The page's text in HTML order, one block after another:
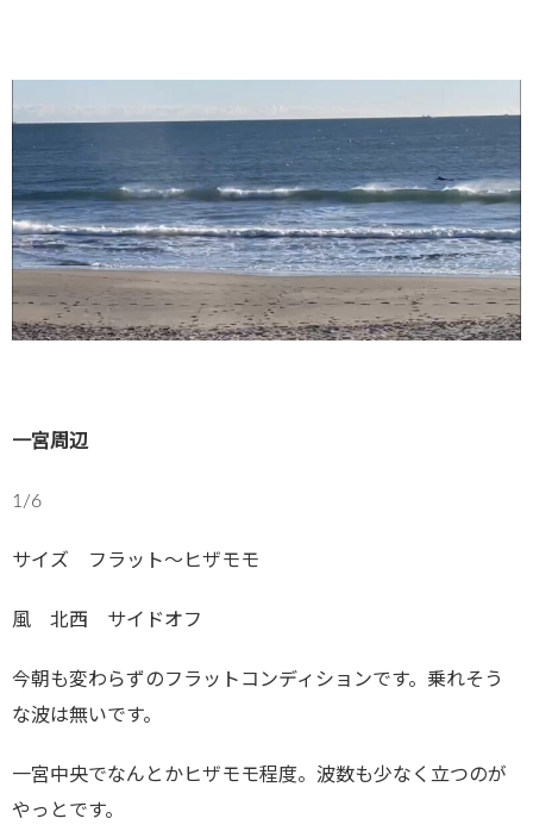
一宮周辺
1/6
サイズ フラット〜ヒザモモ
風 北西 サイドオフ
今朝も変わらずのフラットコンディションです。乗れそう
な波は無いです。
一宮中央でなんとかヒザモモ程度。波数も少なく立つのが
やっとです。